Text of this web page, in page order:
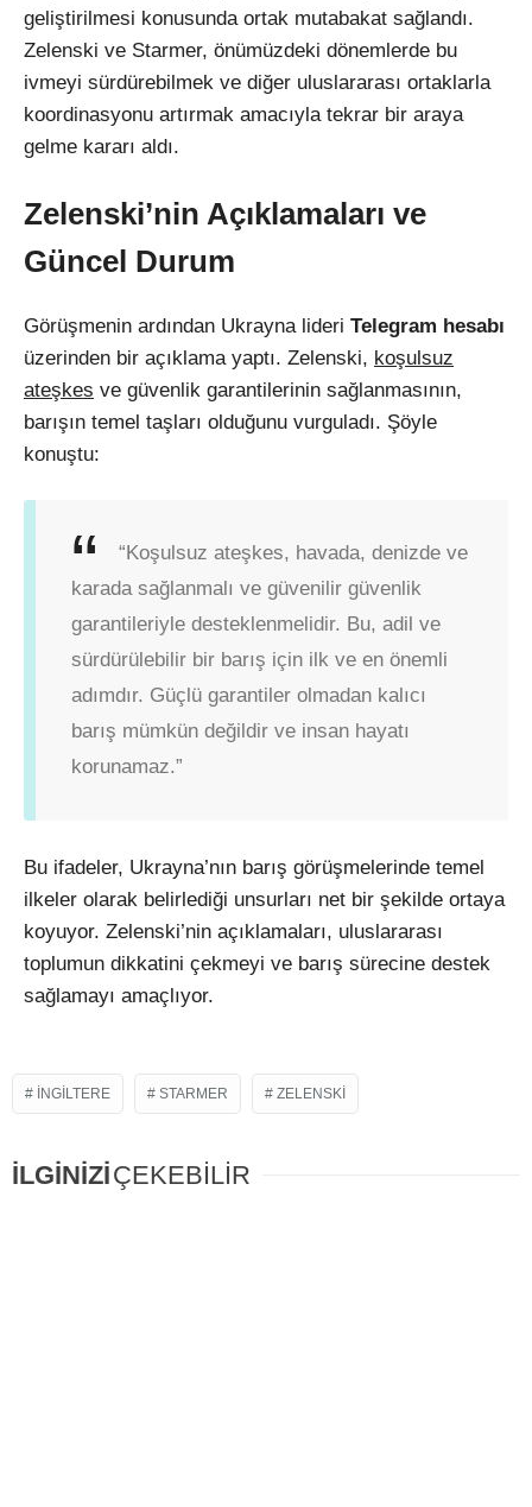
geliştirilmesi konusunda ortak mutabakat sağlandı.
Zelenski ve Starmer, önümüzdeki dönemlerde bu
ivmeyi sürdürebilmek ve diğer uluslararası ortaklarla
koordinasyonu artırmak amacıyla tekrar bir araya
gelme kararı aldı.
Zelenski’nin Açıklamaları ve
Güncel Durum
Görüşmenin ardından Ukrayna lideri Telegram hesabı
üzerinden bir açıklama yaptı. Zelenski, koşulsuz
ateşkes ve güvenlik garantilerinin sağlanmasının,
barışın temel taşları olduğunu vurguladı. Şöyle
konuştu:
“Koşulsuz ateşkes, havada, denizde ve
karada sağlanmalı ve güvenilir güvenlik
garantileriyle desteklenmelidir. Bu, adil ve
sürdürülebilir bir barış için ilk ve en önemli
adımdır. Güçlü garantiler olmadan kalıcı
barış mümkün değildir ve insan hayatı
korunamaz.”
Bu ifadeler, Ukrayna’nın barış görüşmelerinde temel
ilkeler olarak belirlediği unsurları net bir şekilde ortaya
koyuyor. Zelenski’nin açıklamaları, uluslararası
toplumun dikkatini çekmeyi ve barış sürecine destek
sağlamayı amaçlıyor.
İNGILTERE STARMER ZELENSKI
İLGİNİZİÇEKEBİLİR